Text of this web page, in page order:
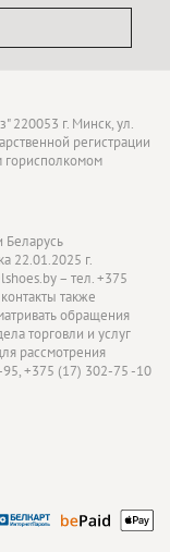
220053 г. Минск, ул.
регистрации
горисполкомом
Беларусь
22.01.2025 г.
– тел. +375
также
обращения
торговли и услуг
рассмотрения
+375 (17) 302-75 -10